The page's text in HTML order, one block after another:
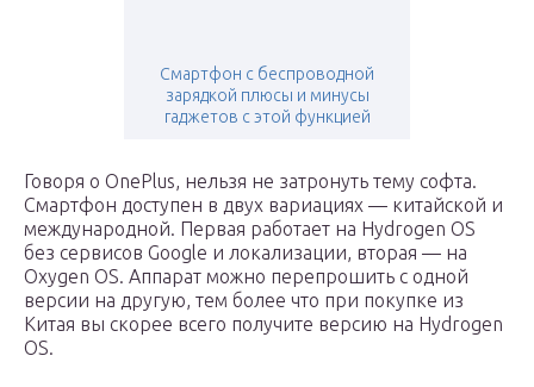
Смартфон с беспроводной
зарядкой плюсы и минусы
гаджетов с этой функцией
Говоря о OnePlus, нельзя не затронуть тему софта.
Смартфон доступен в двух вариациях — китайской и
международной. Первая работает на Hydrogen OS
без сервисов Google и локализации, вторая — на
Oxygen OS. Аппарат можно перепрошить с одной
версии на другую, тем более что при покупке из
Китая вы скорее всего получите версию на Hydrogen
OS.